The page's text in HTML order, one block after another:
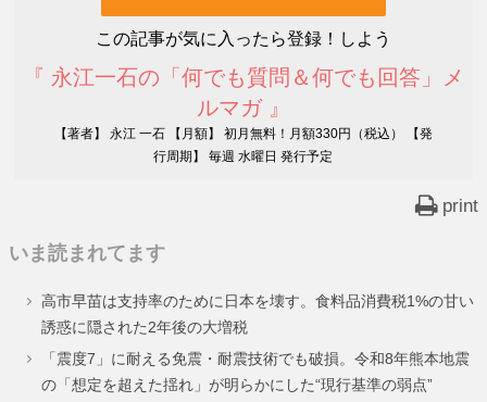
この記事が気に入ったら登録！しよう
『 永江一石の「何でも質問＆何でも回答」メ
ルマガ 』
【著者】 永江 一石 【月額】 初月無料！月額330円（税込） 【発
行周期】 毎週 水曜日 発行予定
print
いま読まれてます
高市早苗は支持率のために日本を壊す。食料品消費税1%の甘い
誘惑に隠された2年後の大増税
「震度7」に耐える免震・耐震技術でも破損。令和8年熊本地震
の「想定を超えた揺れ」が明らかにした“現行基準の弱点”